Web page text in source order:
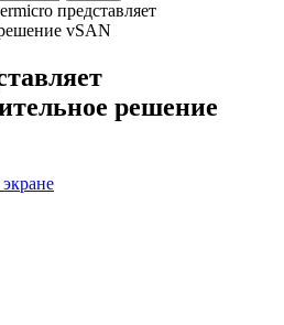
представляет
vSAN
решение